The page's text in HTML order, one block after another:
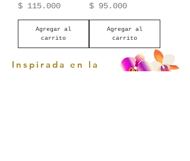
Precio
$ 115.000
Agregar al
carrito
Precio
$ 95.000
Agregar al
carrito
Inspirada en la